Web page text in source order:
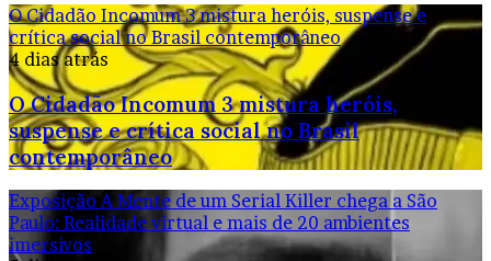
O Cidadão Incomum 3 mistura heróis, suspense e
crítica social no Brasil contemporâneo
4 dias atrás
O Cidadão Incomum 3 mistura heróis,
suspense e crítica social no Brasil
contemporâneo
Exposição A Mente de um Serial Killer chega a São
Paulo: Realidade virtual e mais de 20 ambientes
imersivos